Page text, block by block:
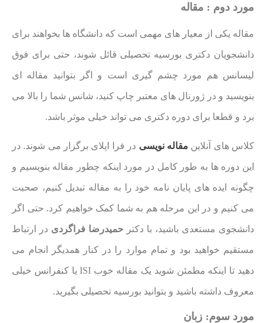
مورد دوم : مقاله
مقاله یکی از معیار های مهمی است که دانشگاه ها بخواهند برای
دانشجویان دکتری بورسیه تحصیلی قائل شوند، حتی برای فوق
لیسانس هم مورد چشم گیری است و اگر بتوانید مقاله ای
بنویسید و در ژورنال های معتبر چاپ کنید، شانس شما را بالا می
برد و قطعا برای دوره دکتری می تواند خیلی موثر باشد.
کلاس های آنلاین مقاله نویسی در فرا اپلای برگزار می شوند. در
این دوره ها به طور کامل در مورد اینکه چطور مقاله بنویسیم و
چگونه ایده های پایان نامه خود را به مقاله تبدیل کنیم، صحبت
می کنیم و در این مرحله هم به شما کمک خواهیم کرد. حتی اگر
دانشجوی مستعدی باشید، با دکتر حمیدرضا فراگردی در ارتباط
مستقیم خواهید بود و تمام موارد را در کنار همدیگر انجام می
دهید تا اینکه مطمئن شوید یک مقاله خوب ISI یا کنفرانس خیلی
معروف داشته باشید و بتوانید بورسیه تحصیلی بگیرید.
مورد سوم: زبان